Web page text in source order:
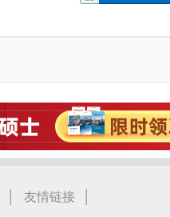
| 友情链接 |